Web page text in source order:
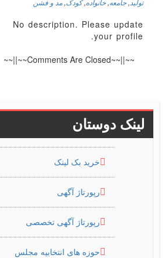
تولید ,جامعه,خانواده,کودک, مد و فشن
No description. Please update
your profile.
~~||~~Comments Are Closed~~||~~
لینک دوستان
خرید بک لینک
رپورتاژ آگهی
رپورتاژ آگهی تخصصی
حوزه های انتخابیه مجلس